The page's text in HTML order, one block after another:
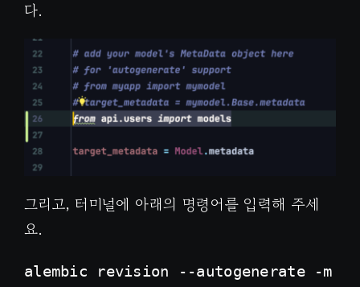
다.
그리고, 터미널에 아래의 명령어를 입력해 주세
요.
alembic revision --autogenerate -m